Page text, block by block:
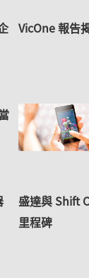
VicOne 報告
盛達與 Shift
里程碑